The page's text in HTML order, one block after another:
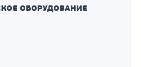
ОБОРУДОВАНИЕ